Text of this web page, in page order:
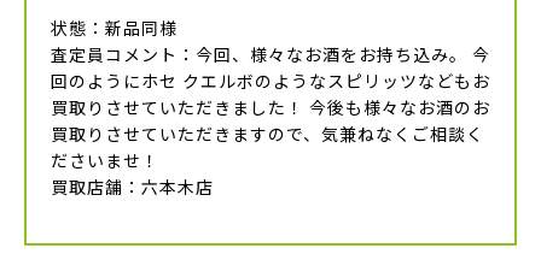
状態：新品同様
査定員コメント：今回、様々なお酒をお持ち込み。 今
回のようにホセ クエルボのようなスピリッツなどもお
買取りさせていただきました！ 今後も様々なお酒のお
買取りさせていただきますので、気兼ねなくご相談く
ださいませ！
買取店舗：六本木店